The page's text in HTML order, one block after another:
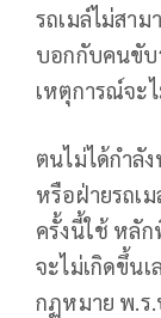
รถเมล์ไม่สา
บอกกับคนขับ
เหตุการณ์จะ
ตนไม่ได้กำลั
หรือฝ่ายรถเ
ครั้งนี้ใช้ หลัก
จะไม่เกิดขึ้น
กฏหมาย พ.ร